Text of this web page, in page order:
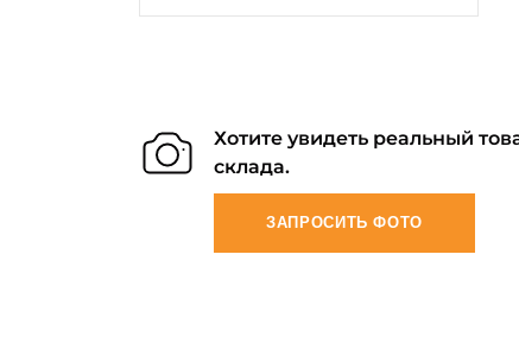
Хотите увидеть реальный
склада.
ЗАПРОСИТЬ ФОТО